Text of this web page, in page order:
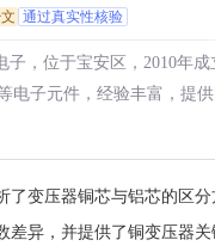
通过真实性核验
子，位于宝安区，2010年成
电子元件，经验丰富，提
了变压器铜芯与铝芯的区
差异，并提供了铜变压器关